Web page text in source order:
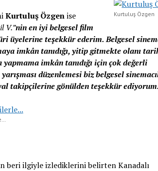
Kurtuluş Özgen
Kurtuluş Özgenise
V.”nin en iyi belgesel film
üyelerine teşekkür ederim. Belgesel
imkân tanıdığı, yitip gitmekte olanı
imkân tanıdığı için çok değerli
düzenlemesi biz belgesel
takipçilerine gönülden teşekkür
beri ilgiyle izlediklerini belirten Kanadalı